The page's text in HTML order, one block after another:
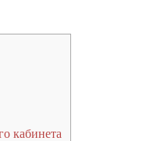
кабинета